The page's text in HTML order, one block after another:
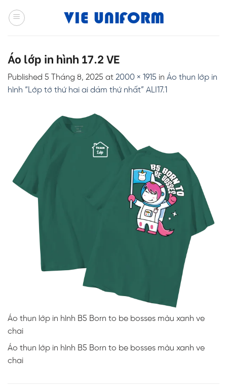
Áo lớp in hình 17.2 VE
Published 5 Tháng 8, 2025 at 2000 × 1915 in Áo thun lớp in
hình “Lớp tớ thứ hai ai dám thứ nhất” ALI17.1
Áo thun lớp in hình B5 Born to be bosses màu xanh ve
chai
Áo thun lớp in hình B5 Born to be bosses màu xanh ve
chai